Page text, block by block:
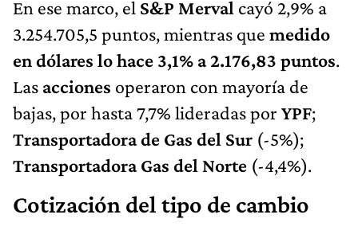
En ese marco, el S&P Merval cayó 2,9% a
3.254.705,5 puntos, mientras que medido
en dólares lo hace 3,1% a 2.176,83 puntos.
Las acciones operaron con mayoría de
bajas, por hasta 7,7% lideradas por YPF;
Transportadora de Gas del Sur (-5%);
Transportadora Gas del Norte (-4,4%).
Cotización del tipo de cambio